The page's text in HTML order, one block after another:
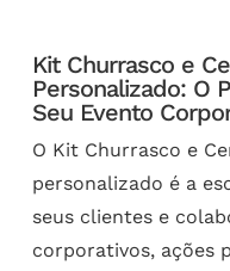
Kit Churrasco e
Personalizado: O
Seu Evento
O Kit Churrasco e
personalizado é a
seus clientes e
corporativos, ações